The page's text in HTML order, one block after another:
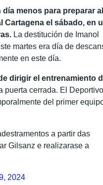
día menos para preparar al
Cartagena el sábado, en
La destitución de Imanol
martes era día de
en este día.
dirigir el entrenamiento
puerta cerrada. El Deportivo
del primer
a partir das
Gilsanz e realizarase a
2024